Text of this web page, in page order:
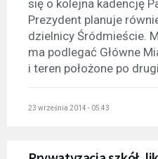
się o kolejna kadencję
Prezydent planuje
dzielnicy Śródmieście.
ma podlegać Główne
i teren położone po
23 września 2014 - 05:43